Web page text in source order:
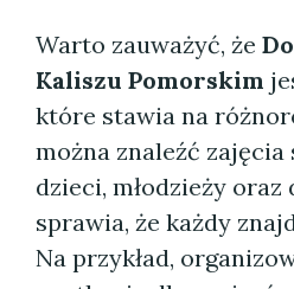
Warto zauważyć, że
Kaliszu Pomorskim
które stawia na
można znaleźć
dzieci, młodzieży oraz
sprawia, że każdy
Na przykład,